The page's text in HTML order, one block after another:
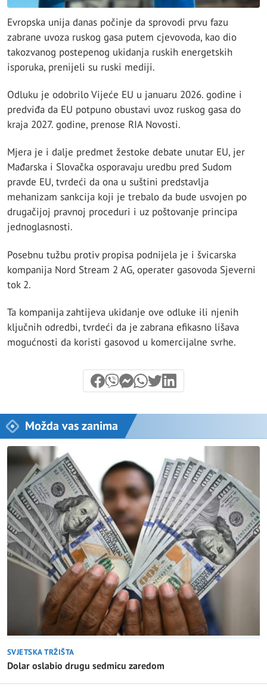
Evropska unija danas počinje da sprovodi prvu fazu
zabrane uvoza ruskog gasa putem cjevovoda, kao dio
takozvanog postepenog ukidanja ruskih energetskih
isporuka, prenijeli su ruski mediji.
Odluku je odobrilo Vijeće EU u januaru 2026. godine i
predviđa da EU potpuno obustavi uvoz ruskog gasa do
kraja 2027. godine, prenose RIA Novosti.
Mjera je i dalje predmet žestoke debate unutar EU, jer
Mađarska i Slovačka osporavaju uredbu pred Sudom
pravde EU, tvrdeći da ona u suštini predstavlja
mehanizam sankcija koji je trebalo da bude usvojen po
drugačijoj pravnoj proceduri i uz poštovanje principa
jednoglasnosti.
Posebnu tužbu protiv propisa podnijela je i švicarska
kompanija Nord Stream 2 AG, operater gasovoda Sjeverni
tok 2.
Ta kompanija zahtijeva ukidanje ove odluke ili njenih
ključnih odredbi, tvrdeći da je zabrana efikasno lišava
mogućnosti da koristi gasovod u komercijalne svrhe.
Možda vas zanima
SVJETSKA TRŽIŠTA
Dolar oslabio drugu sedmicu zaredom